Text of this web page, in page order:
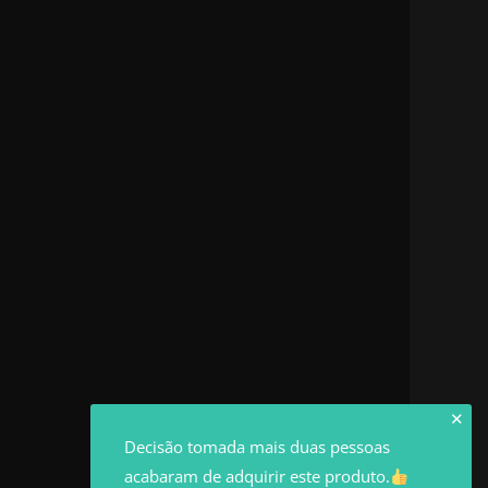
✕
Decisão tomada mais duas pessoas
acabaram de adquirir este produto.